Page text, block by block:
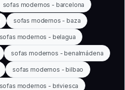
sofas modernos - barcelona
sofas modernos - baza
sofas modernos - belagua
sofas modernos - benalmádena
sofas modernos - bilbao
sofas modernos - briviesca